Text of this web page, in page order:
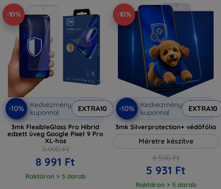
-10%
-10%
Kedvezmény
kuponnal
EXTRA10
3mk FlexibleGlass Pro Hibrid
edzett üveg Google Pixel 9 Pro
XL-hoz
9 990 Ft
8 991 Ft
Raktáron > 5 darab
-10%
-10%
Kedvezmény
kuponnal
EXTRA10
3mk Silverprotection+ védőfólia
Méretre készítve
6 590 Ft
5 931 Ft
Raktáron > 5 darab